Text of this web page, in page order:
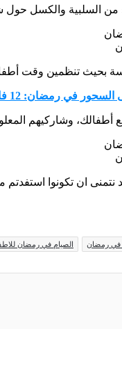
السلبية والكسل حول
بحيث تنظمين وقت
في رمضان: 12 فائدة لا تفوتها
أطفالك، وشاركيهم
نتمنى ان تكونوا استفدتم
في رمضان الصيام في رمضان